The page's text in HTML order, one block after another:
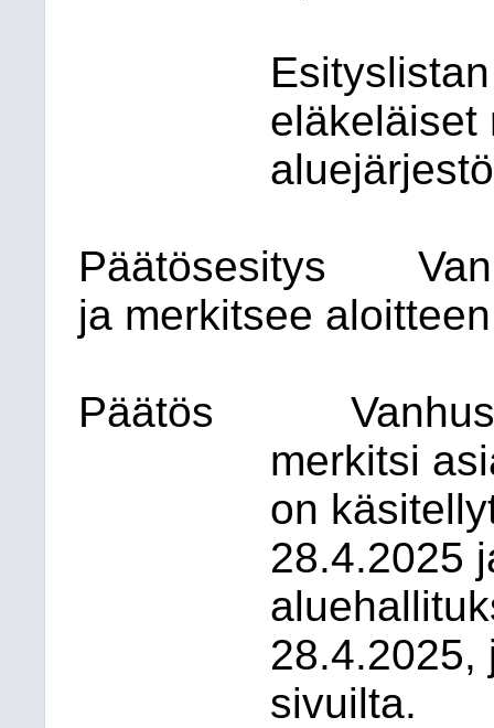
eläkeläiset
Päätösesitys
ja merkitsee
Päätös
merkitsi
on
28.4.2025
28.4.2025,
sivuilta.